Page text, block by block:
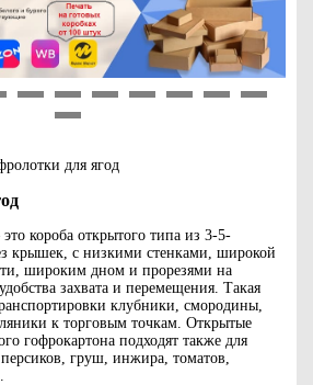
для ягод
короба открытого типа из 3-5-
крышек, с низкими стенками, широкой
широким дном и прорезями на
захвата и перемещения. Такая
клубники, смородины,
к торговым точкам. Открытые
гофрокартона подходят также для
груш, инжира, томатов,